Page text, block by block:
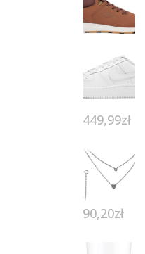
449,99zł
90,20zł